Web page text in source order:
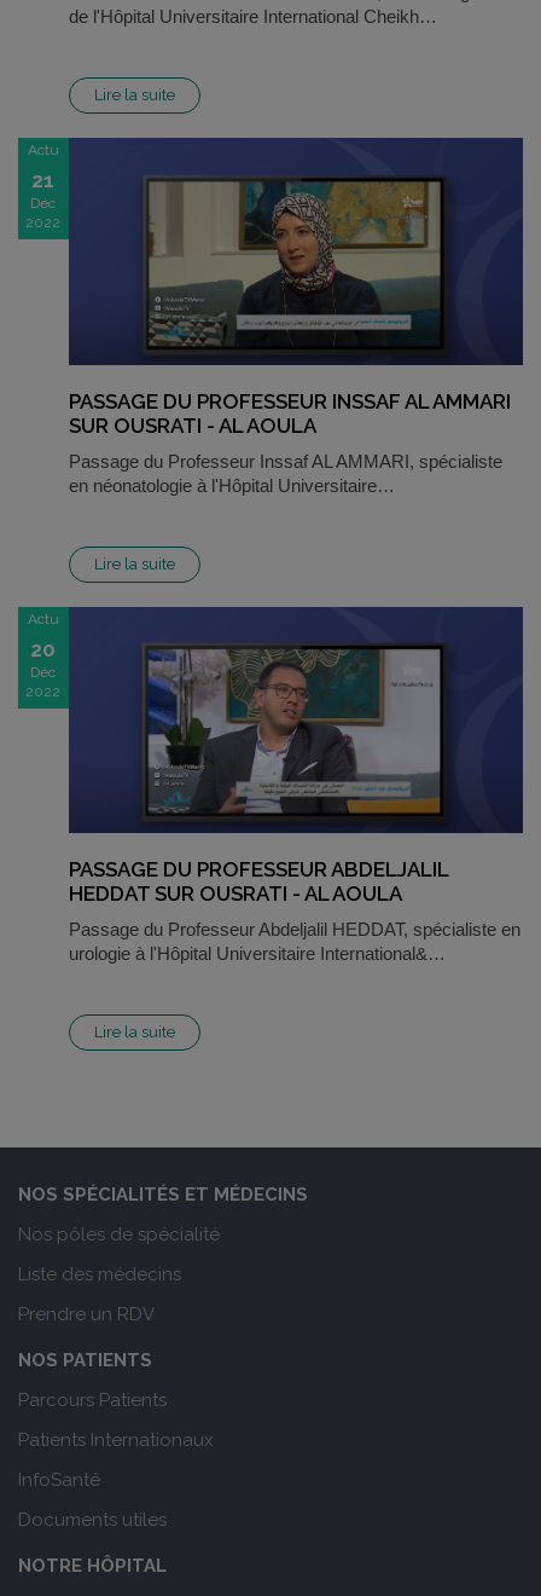
de l'Hôpital Universitaire International Cheikh…
Lire la suite
Actu
21
Déc
2022
PASSAGE DU PROFESSEUR INSSAF AL AMMARI
SUR OUSRATI - AL AOULA
Passage du Professeur Inssaf AL AMMARI, spécialiste
en néonatologie à l'Hôpital Universitaire…
Lire la suite
Actu
20
Déc
2022
PASSAGE DU PROFESSEUR ABDELJALIL
HEDDAT SUR OUSRATI - AL AOULA
Passage du Professeur Abdeljalil HEDDAT, spécialiste en
urologie à l'Hôpital Universitaire International&…
Lire la suite
NOS SPÉCIALITÉS ET MÉDECINS
Nos pôles de spécialité
Liste des médecins
Prendre un RDV
NOS PATIENTS
Parcours Patients
Patients Internationaux
InfoSanté
Documents utiles
NOTRE HÔPITAL